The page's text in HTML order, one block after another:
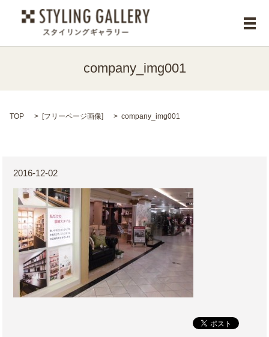
メ
company_img001
TOP [フリーページ画像] company_img001
2016-12-02